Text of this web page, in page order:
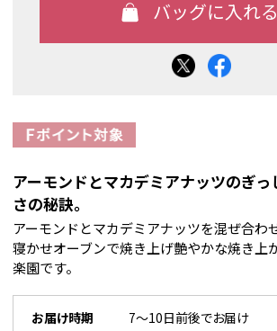
アーモンドとマカデミアナッツのぎ
さの秘訣。
アーモンドとマカデミアナッツを混ぜ合わ
寝かせオーブンで焼き上げ艶やかな焼き上
楽園です。
お届け時期
7～10日前後でお届け